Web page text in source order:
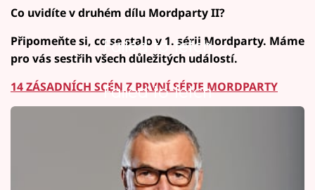
Co uvidíte v druhém dílu Mordparty II?
Failed to fetch
Připomeňte si, co se stalo v 1. sérii Mordparty. Máme
pro vás sestřih všech důležitých událostí.
Failed to fetch
14 ZÁSADNÍCH SCÉN Z PRVNÍ SÉRIE MORDPARTY